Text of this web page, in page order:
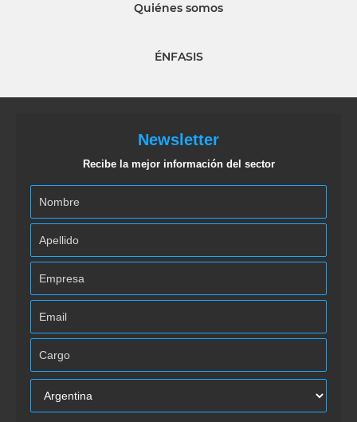
Quiénes somos
ÉNFASIS
Newsletter
Recibe la mejor información del sector